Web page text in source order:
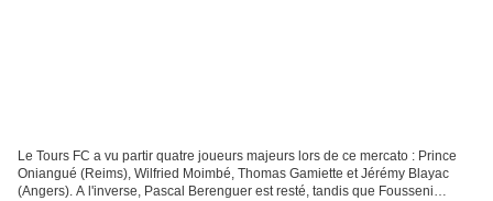
Le Tours FC a vu partir quatre joueurs majeurs lors de ce mercato : Prince
Oniangué (Reims), Wilfried Moimbé, Thomas Gamiette et Jérémy Blayac
(Angers). A l'inverse, Pascal Berenguer est resté, tandis que Fousseni